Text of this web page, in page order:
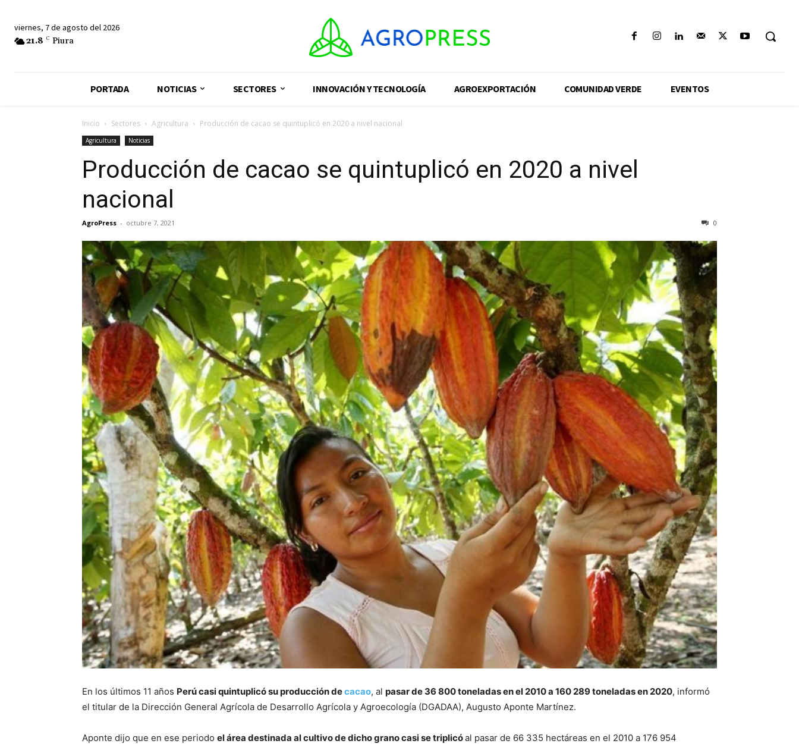
viernes, 7 de agosto del 2026
21.8 C Piura
PORTADA NOTICIAS SECTORES INNOVACIÓN Y TECNOLOGÍA AGROEXPORTACIÓN COMUNIDAD VERDE EVENTOS
Inicio Sectores Agricultura Producción de cacao se quintuplicó en 2020 a nivel nacional
Agricultura Noticias
Producción de cacao se quintuplicó en 2020 a nivel
nacional
AgroPress - octubre 7, 2021 0
En los últimos 11 años Perú casi quintuplicó su producción decacao, al pasar de 36 800 toneladas en el 2010 a 160 289 toneladas en 2020, informó
el titular de la Dirección General Agrícola de Desarrollo Agrícola y Agroecología (DGADAA), Augusto Aponte Martínez.
Aponte dijo que en ese periodo el área destinada al cultivo de dicho grano casi se triplicóal pasar de 66 335 hectáreas en el 2010 a 176 954